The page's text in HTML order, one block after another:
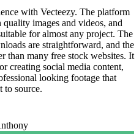
with Vecteezy. The platform
images and videos, and
for almost any project. The
are straightforward, and the
than many free stock websites. It
creating social media content,
looking footage that
to source.